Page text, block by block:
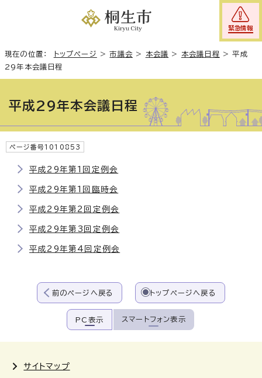
緊急情報
現在の位置： トップページ >市議会 > 本会議 > 本会議日程 >平成
29年本会議日程
平成29年本会議日程
ページ番号1010853
平成29年第1回定例会
平成29年第1回臨時会
平成29年第2回定例会
平成29年第3回定例会
平成29年第4回定例会
前のページへ戻る トップページへ戻る
PC表示 スマートフォン表示
サイトマップ